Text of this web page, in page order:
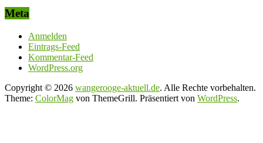
Meta
Anmelden
Eintrags-Feed
Kommentar-Feed
WordPress.org
Copyright © 2026 wangerooge-aktuell.de. Alle Rechte vorbehalten.
Theme: ColorMag von ThemeGrill. Präsentiert von WordPress.